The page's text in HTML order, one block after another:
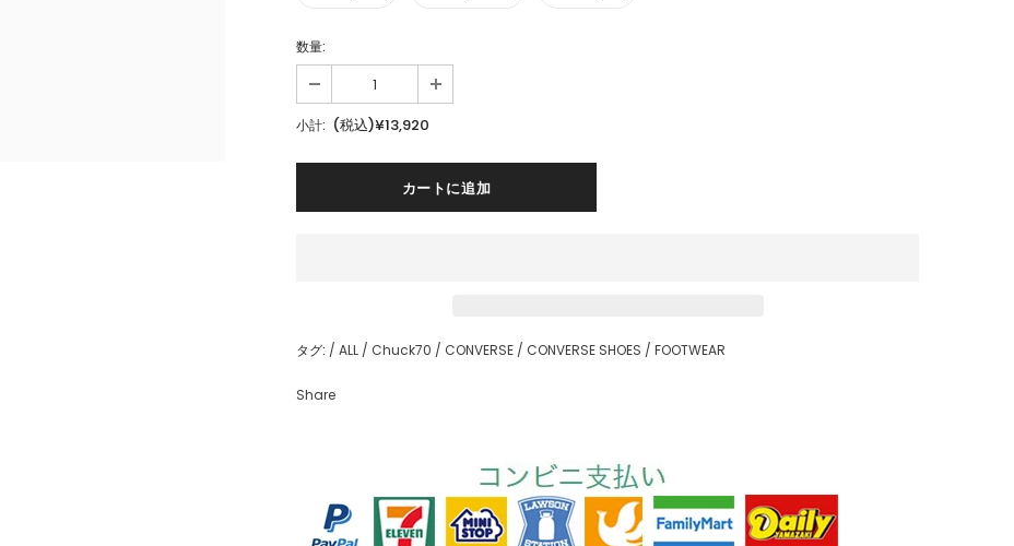
数量:
小計: (税込)¥13,920
タグ: / ALL / Chuck70 / CONVERSE / CONVERSE SHOES / FOOTWEAR
Share